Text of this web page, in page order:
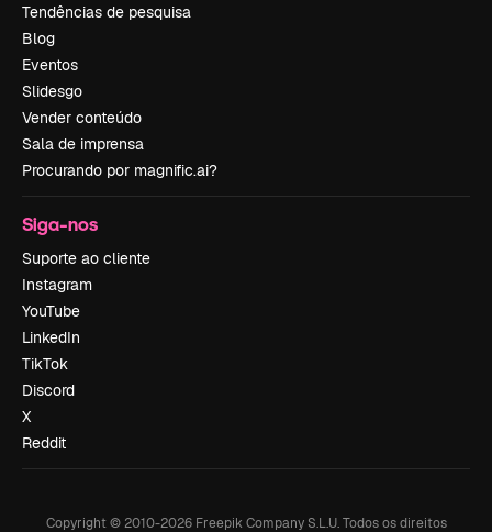
Tendências de pesquisa
Blog
Eventos
Slidesgo
Vender conteúdo
Sala de imprensa
Procurando por magnific.ai?
Siga-nos
Suporte ao cliente
Instagram
YouTube
LinkedIn
TikTok
Discord
X
Reddit
Copyright © 2010-2026Freepik Company S.L.U. Todos os direitos